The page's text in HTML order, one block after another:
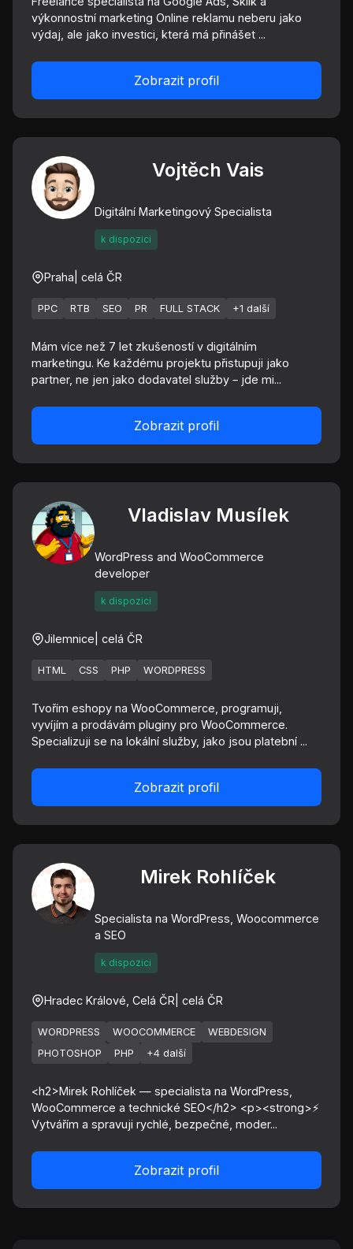
výkonnostní marketing Online reklamu neberu jako
výdaj, ale jako investici, která má přinášet ...
Zobrazit profil
Vojtěch Vais
Digitální Marketingový Specialista
k dispozici
Praha | celá ČR
PPC RTB SEO PR FULL STACK +1 další
Mám více než 7 let zkušeností v digitálním
marketingu. Ke každému projektu přistupuji jako
partner, ne jen jako dodavatel služby – jde mi...
Zobrazit profil
Vladislav Musílek
WordPress and WooCommerce
developer
k dispozici
Jilemnice | celá ČR
HTML CSS PHP WORDPRESS
Tvořím eshopy na WooCommerce, programuji,
vyvíjím a prodávám pluginy pro WooCommerce.
Specializuji se na lokální služby, jako jsou platební ...
Zobrazit profil
Mirek Rohlíček
Specialista na WordPress, Woocommerce
a SEO
k dispozici
Hradec Králové, Celá ČR | celá ČR
WORDPRESS WOOCOMMERCE
WEBDESIGN
PHOTOSHOP
PHP +4 další
<h2>Mirek Rohlíček — specialista na WordPress,
WooCommerce a technické SEO</h2> <p><strong>⚡
Vytvářím a spravuji rychlé, bezpečné, moder...
Zobrazit profil